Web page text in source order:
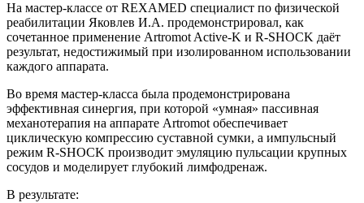
На мастер-классе от REXAMED специалист по физической
реабилитации Яковлев И.А. продемонстрировал, как
сочетанное применение Artromot Active-K и R-SHOCK даёт
результат, недостижимый при изолированном использовании
каждого аппарата.
Во время мастер-класса была продемонстрирована
эффективная синергия, при которой «умная» пассивная
механотерапия на аппарате Artromot обеспечивает
циклическую компрессию суставной сумки, а импульсный
режим R-SHOCK производит эмуляцию пульсации крупных
сосудов и моделирует глубокий лимфодренаж.
В результате: